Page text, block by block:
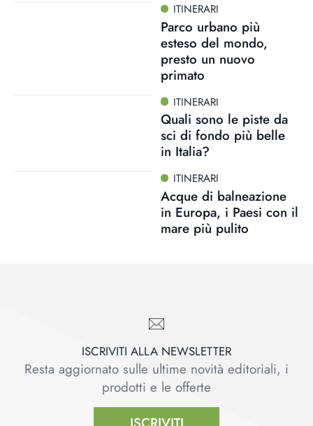
ITINERARI
Parco urbano più
esteso del mondo,
presto un nuovo
primato
ITINERARI
Quali sono le piste da
sci di fondo più belle
in Italia?
ITINERARI
Acque di balneazione
in Europa, i Paesi con il
mare più pulito
ISCRIVITI ALLA NEWSLETTER
Resta aggiornato sulle ultime novità editoriali, i
prodotti e le offerte